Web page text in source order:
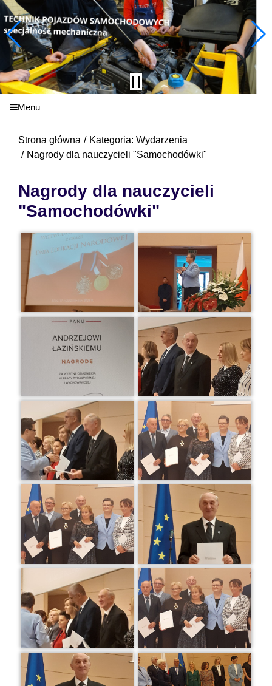
Menu
Strona główna
Kategoria: Wydarzenia
Nagrody dla nauczycieli "Samochodówki"
Nagrody dla nauczycieli
"Samochodówki"